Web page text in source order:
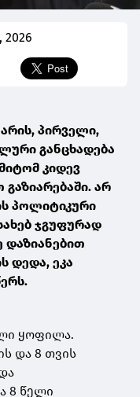
2026
პირველი,
განცხადება
კიდევ
არ
პოლიტიკური
ჯგუფურად
დაზიანებით
დედა, ეკა
ყოფილა.
და 8 თვის
8 წელი